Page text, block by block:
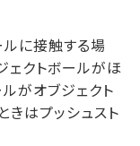
に接触する場
ェクトボールがほ
がオブジェクト
はプッシュスト